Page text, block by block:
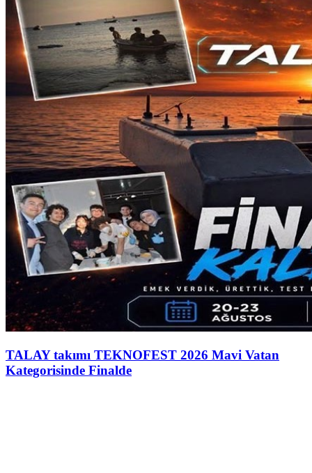
TALAY takımı TEKNOFEST 2026 Mavi Vatan
Kategorisinde Finalde